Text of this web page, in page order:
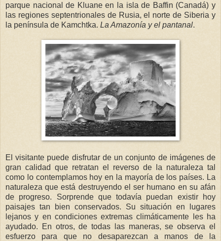
parque nacional de Kluane en la isla de Baffin (Canadá) y
las regiones septentrionales de Rusia, el norte de Siberia y
la península de Kamchtka. La Amazonía y el pantanal.
El visitante puede disfrutar de un conjunto de imágenes de
gran calidad que retratan el reverso de la naturaleza tal
como lo contemplamos hoy en la mayoría de los países. La
naturaleza que está destruyendo el ser humano en su afán
de progreso. Sorprende que todavía puedan existir hoy
paisajes tan bien conservados. Su situación en lugares
lejanos y en condiciones extremas climáticamente les ha
ayudado. En otros, de todas las maneras, se observa el
esfuerzo para que no desaparezcan a manos de la